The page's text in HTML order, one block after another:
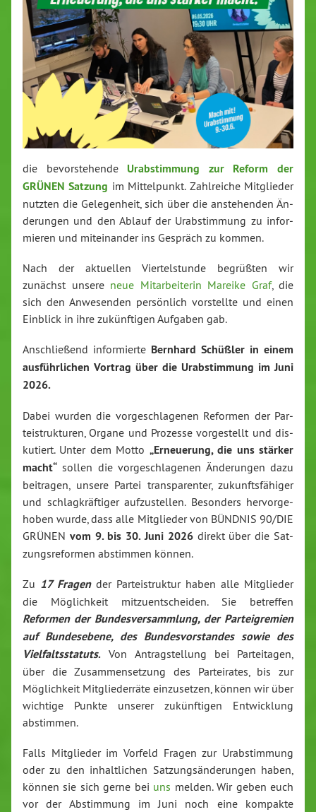
die be­vor­ste­hen­de Ur­ab­stim­mung zur Reform der
GRÜNEN Satzung im Mit­tel­punkt. Zahl­rei­che Mit­glie­der
nutzten die Ge­le­gen­heit, sich über die an­ste­hen­den Än­
de­run­gen und den Ablauf der Ur­ab­stim­mung zu in­for­
mie­ren und mit­ein­an­der ins Gespräch zu kommen.
Nach der aktuellen Vier­tel­stun­de begrüßten wir
zunächst unsere neue Mit­ar­bei­te­rin Mareike Graf, die
sich den An­we­sen­den per­sön­lich vor­stell­te und einen
Einblick in ihre zu­künf­ti­gen Aufgaben gab.
An­schlie­ßend in­for­mier­te Bernhard Schüßler in einem
aus­führ­li­chen Vortrag über die Ur­ab­stim­mung im Juni
2026.
Dabei wurden die vor­ge­schla­ge­nen Reformen der Par­
tei­struk­tu­ren, Organe und Prozesse vor­ge­stellt und dis­
ku­tiert. Unter dem Motto „Er­neue­rung, die uns stärker
macht“ sollen die vor­ge­schla­ge­nen Än­de­run­gen dazu
beitragen, unsere Partei trans­pa­ren­ter, zu­kunfts­fä­hi­ger
und schlag­kräf­ti­ger auf­zu­stel­len. Besonders her­vor­ge­
ho­ben wurde, dass alle Mit­glie­der von BÜNDNIS 90/DIE
GRÜNEN vom 9. bis 30. Juni 2026direkt über die Sat­
zungs­re­for­men abstimmen können.
Zu 17 Fragender Par­tei­struk­tur haben alle Mit­glie­der
die Mög­lich­keit mit­zu­ent­schei­den. Sie betreffen
Reformen der Bun­des­ver­samm­lung, der Par­tei­gre­mi­en
auf Bun­des­ebe­ne, des Bun­des­vor­stan­des sowie des
Viel­falts­sta­tuts. Von An­trag­stel­lung bei Par­tei­ta­gen,
über die Zu­sam­men­set­zung des Par­tei­ra­tes, bis zur
Mög­lich­keit Mit­glie­der­rä­te ein­zu­set­zen, können wir über
wichtige Punkte unserer zu­künf­ti­gen Ent­wick­lung
abstimmen.
Falls Mit­glie­der im Vorfeld Fragen zur Ur­ab­stim­mung
oder zu den in­halt­li­chen Sat­zungs­än­de­run­gen haben,
können sie sich gerne bei uns melden. Wir geben euch
vor der Ab­stim­mung im Juni noch eine kompakte